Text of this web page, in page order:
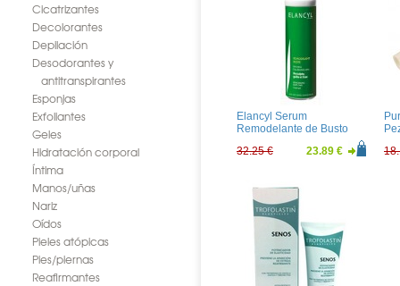
Cicatrizantes
Decolorantes
Depilación
Desodorantes y
antitranspirantes
Esponjas
Exfoliantes
Geles
Hidratación corporal
Íntima
Manos/uñas
Nariz
Oídos
Pieles atópicas
Pies/piernas
Reafirmantes
Elancyl Serum
Remodelante de Busto
32.25 € 23.89 €